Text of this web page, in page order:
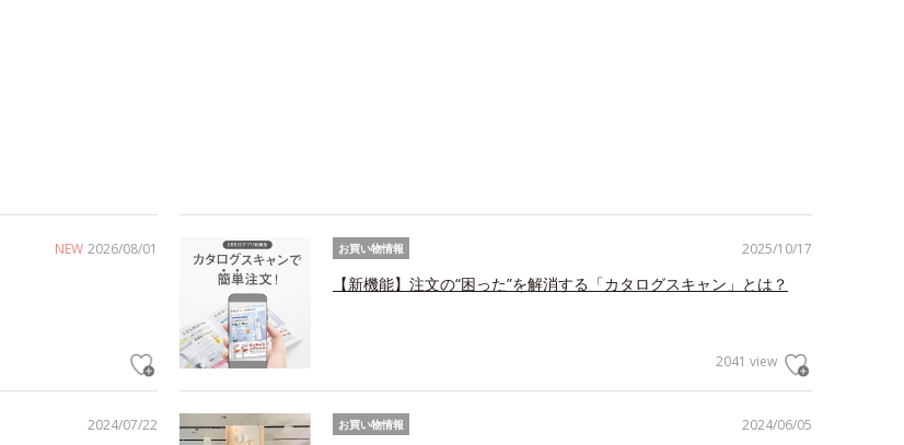
NEW 2026/08/01 2025/10/17
お買い物情報
【新機能】注文の“困った”を解消する「カタログスキャン」とは？
2041 view
2024/07/22 2024/06/05
お買い物情報